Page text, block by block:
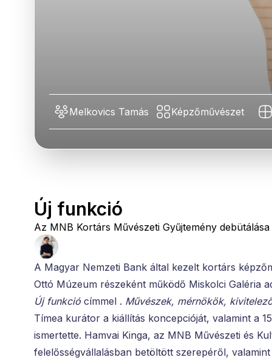
Melkovics Tamás Képzőművészet
Új funkció
Az MNB Kortárs Művészeti Gyűjtemény
A Magyar Nemzeti Bank által kezelt kortárs
Ottó Múzeum részeként működő Miskolci Galéria
Új funkció címmel . Művészek, mérnökök,
Tímea kurátor a kiállítás koncepcióját, valamint a
ismertette. Hamvai Kinga, az MNB Művészeti és
felelősségvállalásban betöltött szerepéről,